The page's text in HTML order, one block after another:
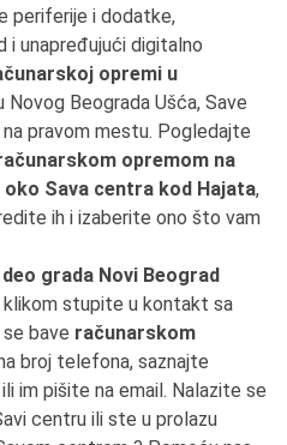
periferije i dodatke,
i unapređujući digitalno
opremi u
Novog Beograda Ušća, Save
pravom mestu. Pogledajte
opremom na
Sava centra kod Hajata,
ih i izaberite ono što vam
grada Novi Beograd
klikom stupite u kontakt sa
bave računarskom
broj telefona, saznajte
im pišite na email. Nalazite se
centru ili ste u prolazu